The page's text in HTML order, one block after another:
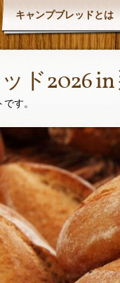
キャンプブレッドとは
ド2026
す。